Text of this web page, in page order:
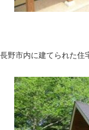
長野市内に建てられた住